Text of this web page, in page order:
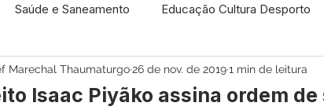
Saúde e Saneamento Educação Cultura Desporto
Assistência Social Comunidade
Isaac Piyãko assina ordem
Marechal Thaumaturgo26 de nov. de 20191 min de leitura